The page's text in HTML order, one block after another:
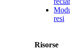
resi
Risorse